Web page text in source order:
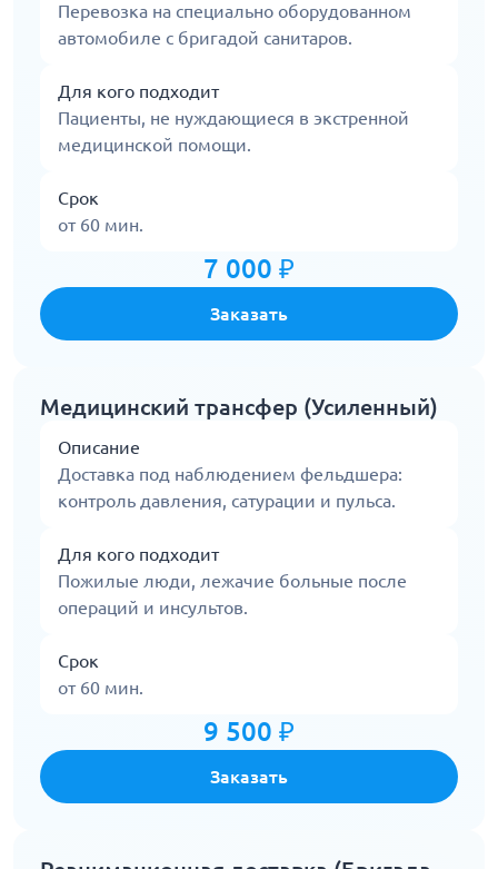
Перевозка на специально оборудованном
автомобиле с бригадой санитаров.
Для кого подходит
Пациенты, не нуждающиеся в экстренной
медицинской помощи.
Срок
от 60 мин.
7 000 ₽
Заказать
Медицинский трансфер (Усиленный)
Описание
Доставка под наблюдением фельдшера:
контроль давления, сатурации и пульса.
Для кого подходит
Пожилые люди, лежачие больные после
операций и инсультов.
Срок
от 60 мин.
9 500 ₽
Заказать